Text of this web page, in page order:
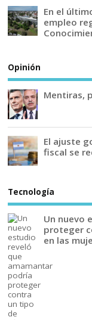
En el
empleo
Opinión
Mentiras,
El ajuste
fiscal se
Tecnología
Un nuevo
proteger
en las